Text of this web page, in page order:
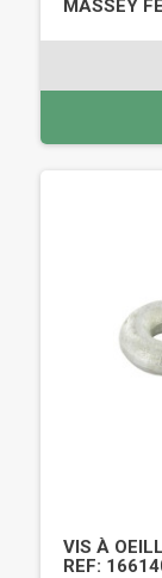
MASSEY
VIS À
REF: